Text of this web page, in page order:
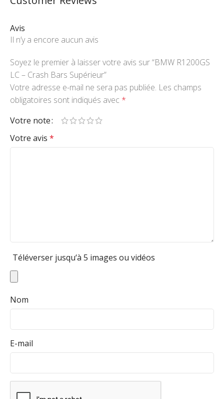
Avis
Il n’y a encore aucun avis
Soyez le premier à laisser votre avis sur “BMW R1200GS
LC – Crash Bars Supérieur”
Votre adresse e-mail ne sera pas publiée. Les champs
obligatoires sont indiqués avec *
Votre note
Votre avis *
Téléverser jusqu‘à 5 images ou vidéos
Nom
E-mail